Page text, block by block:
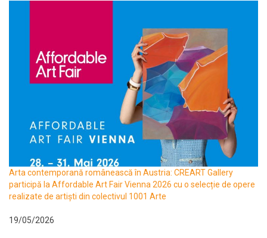
Arta contemporană românească în Austria: CREART Gallery
participă la Affordable Art Fair Vienna 2026 cu o selecție de opere
realizate de artiști din colectivul 1001 Arte
19/05/2026